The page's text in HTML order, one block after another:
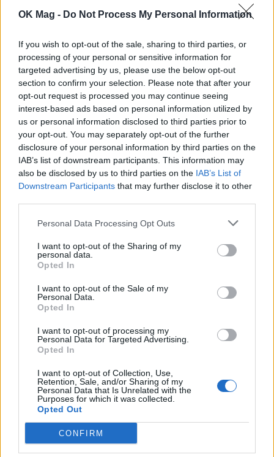
OK Mag - Do Not Process My Personal Information
If you wish to opt-out of the sale, sharing to third parties, or
processing of your personal or sensitive information for
targeted advertising by us, please use the below opt-out
section to confirm your selection. Please note that after your
opt-out request is processed you may continue seeing
interest-based ads based on personal information utilized by
us or personal information disclosed to third parties prior to
your opt-out. You may separately opt-out of the further
disclosure of your personal information by third parties on the
IAB’s list of downstream participants. This information may
also be disclosed by us to third parties on the IAB’s List of
Downstream Participants that may further disclose it to other
Personal Data Processing Opt Outs
I want to opt-out of the Sharing of my
personal data.
Opted In
I want to opt-out of the Sale of my
Personal Data.
Opted In
I want to opt-out of processing my
Personal Data for Targeted Advertising.
Opted In
I want to opt-out of Collection, Use,
Retention, Sale, and/or Sharing of my
Personal Data that Is Unrelated with the
Purposes for which it was collected.
Opted Out
CONFIRM
Δανάη Μπάρκα: Η χιουμοριστική αντίδρασή της σε
Πάρη και τη νταντά του – Οι φωτογραφίες από την
Ανδρέας Γεωργίου – Σιμώνη Χριστοδούλου: Το
φωτογραφικό άλμπουμ από το ταξίδι τους στην